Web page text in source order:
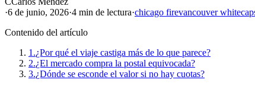
·6 de junio, 2026·4 min de lectura·chicago firevancouver
Contenido del artículo
1.¿Por qué el viaje castiga más de lo que parece?
2.¿El mercado compra la postal equivocada?
3.¿Dónde se esconde el valor si no hay cuotas?